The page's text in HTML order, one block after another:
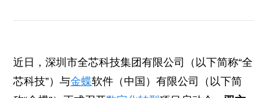
近日，深圳市全芯科技集团有限公司（以下简称“全
芯科技”）与金蝶软件（中国）有限公司（以下简